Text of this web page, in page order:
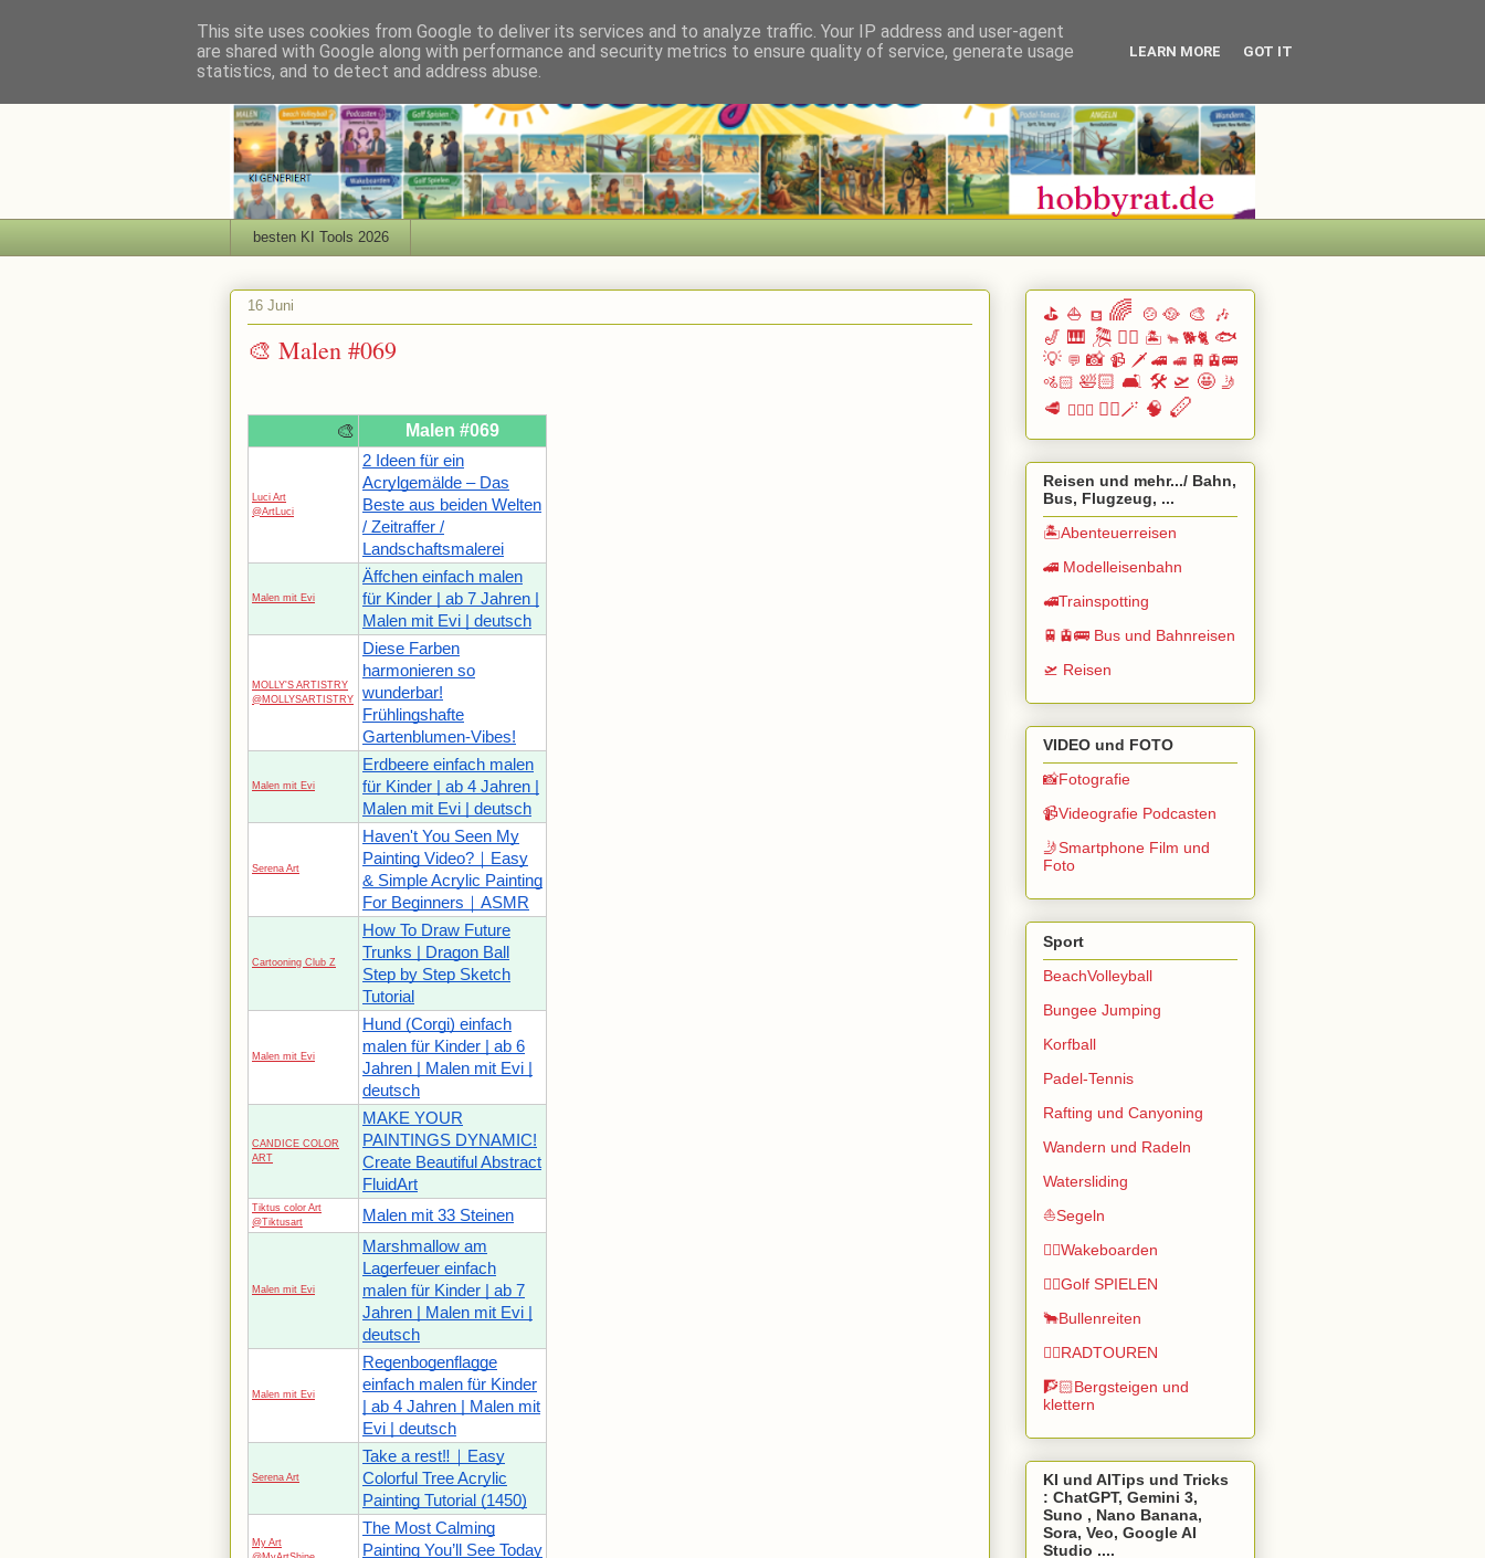
besten KI Tools 2026
16 Juni
🎨 Malen #069
🎨 Malen #069
Luci Art
@ArtLuci
2 Ideen für ein
Acrylgemälde – Das
Beste aus beiden Welten
/ Zeitraffer /
Landschaftsmalerei
Malen mit Evi
Äffchen einfach malen
für Kinder | ab 7 Jahren |
Malen mit Evi | deutsch
MOLLY'S ARTISTRY
@MOLLYSARTISTRY
Diese Farben
harmonieren so
wunderbar!
Frühlingshafte
Gartenblumen-Vibes!
Malen mit Evi
Erdbeere einfach malen
für Kinder | ab 4 Jahren |
Malen mit Evi | deutsch
Serena Art
Haven't You Seen My
Painting Video?｜Easy
& Simple Acrylic Painting
For Beginners｜ASMR
Cartooning Club Z
How To Draw Future
Trunks | Dragon Ball
Step by Step Sketch
Tutorial
Malen mit Evi
Hund (Corgi) einfach
malen für Kinder | ab 6
Jahren | Malen mit Evi |
deutsch
CANDICE COLOR
ART
MAKE YOUR
PAINTINGS DYNAMIC!
Create Beautiful Abstract
FluidArt
Tiktus color Art
@Tiktusart
Malen mit 33 Steinen
Malen mit Evi
Marshmallow am
Lagerfeuer einfach
malen für Kinder | ab 7
Jahren | Malen mit Evi |
deutsch
Malen mit Evi
Regenbogenflagge
einfach malen für Kinder
| ab 4 Jahren | Malen mit
Evi | deutsch
Serena Art
Take a rest‼️｜Easy
Colorful Tree Acrylic
Painting Tutorial (1450)
My Art
The Most Calming
Painting You’ll See Today
⛳ ⛵ ⛾ 🌈 🍲🥘 🎨 🎶
🎷 🎹 🎘 🏄🏽 🏝️ 🐂 🐕🐈 🐟
💡 💬 📸 📹 🗡️ 🚄 🚅 🚆🚊🚌
🚵🏻 🛀🏻 🛋️ 🛠️ 🛫 🤩 🤳
🥩 🧗🏻‍♀️ 🧙‍♂️🪄 🧠 🪈
Reisen und mehr.../ Bahn,
Bus, Flugzeug, ...
🏝️Abenteuerreisen
🚄 Modelleisenbahn
🚅Trainspotting
🚆🚊🚌 Bus und Bahnreisen
🛫 Reisen
VIDEO und FOTO
📸Fotografie
📹Videografie Podcasten
🤳Smartphone Film und
Foto
Sport
BeachVolleyball
Bungee Jumping
Korfball
Padel-Tennis
Rafting und Canyoning
Wandern und Radeln
Watersliding
⛵Segeln
🏄🏽Wakeboarden
🏌️‍♂️Golf SPIELEN
🐂Bullenreiten
🚴‍♂️RADTOUREN
🧗🏻Bergsteigen und
klettern
KI und AITips und Tricks
: ChatGPT, Gemini 3,
Suno , Nano Banana,
Sora, Veo, Google AI
Studio ....
This site uses cookies from Google to deliver its services and to analyze traffic. Your IP address and user-agent
are shared with Google along with performance and security metrics to ensure quality of service, generate usage
statistics, and to detect and address abuse.
LEARN MORE GOT IT